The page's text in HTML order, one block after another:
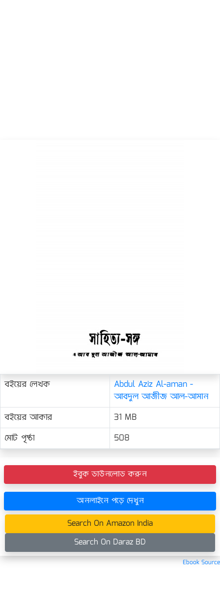
বইয়ের লেখক
Abdul Aziz Al-aman -
আবদুল আজীজ আল-আমান
বইয়ের আকার
31 MB
মোট পৃষ্ঠা
508
ইবুক ডাউনলোড করুন
অনলাইনে পড়ে দেখুন
Search On Amazon India
Search On Daraz BD
Ebook Source